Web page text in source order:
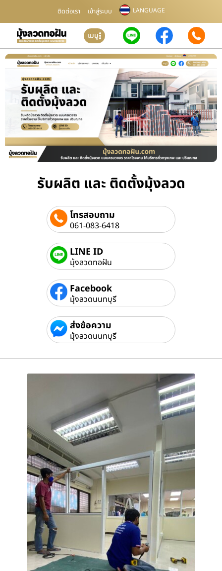
ติดต่อเรา เข้าสู่ระบบ LANGUAGE
เมนู
รับผลิต และ ติดตั้งมุ้งลวด
โทรสอบถาม
061-083-6418
LINE ID
มุ้งลวดทอฝัน
Facebook
มุ้งลวดนนทบุรี
ส่งข้อความ
มุ้งลวดนนทบุรี